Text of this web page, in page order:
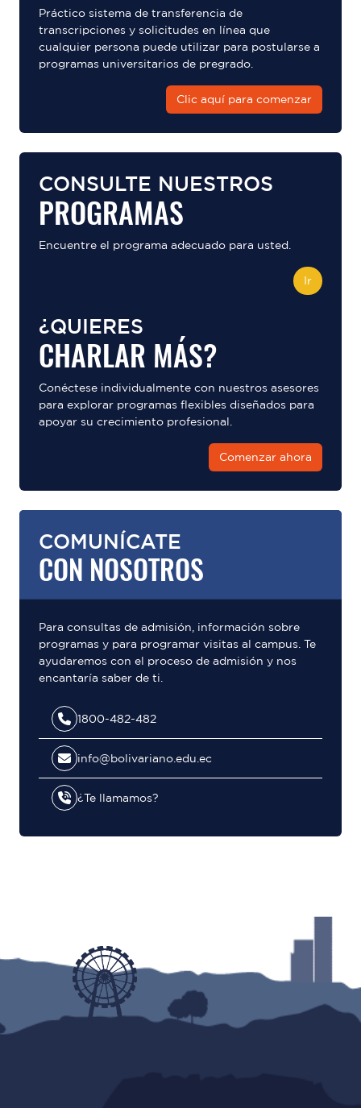
Práctico sistema de transferencia de
transcripciones y solicitudes en línea que
cualquier persona puede utilizar para postularse a
programas universitarios de pregrado.
Clic aquí para comenzar
CONSULTE NUESTROS
PROGRAMAS
Encuentre el programa adecuado para usted.
Ir
¿QUIERES
CHARLAR MÁS?
Conéctese individualmente con nuestros asesores
para explorar programas flexibles diseñados para
apoyar su crecimiento profesional.
Comenzar ahora
COMUNÍCATE
CON NOSOTROS
Para consultas de admisión, información sobre
programas y para programar visitas al campus. Te
ayudaremos con el proceso de admisión y nos
encantaría saber de ti.
1800-482-482
info@bolivariano.edu.ec
¿Te llamamos?